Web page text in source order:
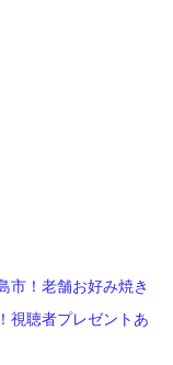
市！老舗お好み焼き
視聴者プレゼントあ